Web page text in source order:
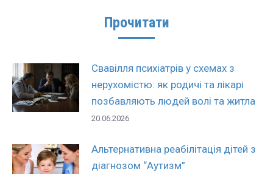
Прочитати
Свавілля психіатрів у схемах з
нерухомістю: як родичі та лікарі
позбавляють людей волі та житла
20.06.2026
Альтернативна реабілітація дітей з
діагнозом “Аутизм”